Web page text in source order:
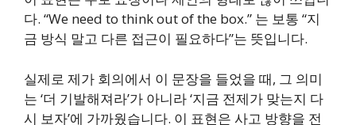
다. “We need to think out of the box.” 는 보통 “지
금 방식 말고 다른 접근이 필요하다”는 뜻입니다.
실제로 제가 회의에서 이 문장을 들었을 때, 그 의미
는 ‘더 기발해져라’가 아니라 ‘지금 전제가 맞는지 다
시 보자’에 가까웠습니다. 이 표현은 사고 방향을 전